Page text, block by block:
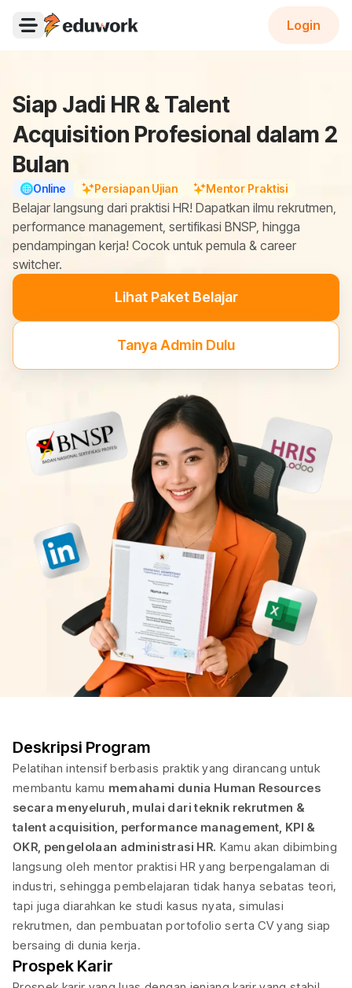
Login
Open main menu
Siap Jadi HR & Talent
Acquisition Profesional dalam 2
Bulan
Online Persiapan Ujian Mentor Praktisi
Belajar langsung dari praktisi HR! Dapatkan ilmu rekrutmen,
performance management, sertifikasi BNSP, hingga
pendampingan kerja! Cocok untuk pemula & career
switcher.
Lihat Paket Belajar
Tanya Admin Dulu
Deskripsi Program
Pelatihan intensif berbasis praktik yang dirancang untuk
membantu kamu memahami dunia Human Resources
secara menyeluruh, mulai dari teknik rekrutmen &
talent acquisition, performance management, KPI &
OKR, pengelolaan administrasi HR. Kamu akan dibimbing
langsung oleh mentor praktisi HR yang berpengalaman di
industri, sehingga pembelajaran tidak hanya sebatas teori,
tapi juga diarahkan ke studi kasus nyata, simulasi
rekrutmen, dan pembuatan portofolio serta CV yang siap
bersaing di dunia kerja.
Prospek Karir